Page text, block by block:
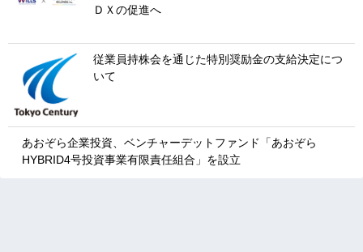
ＤＸの促進へ
従業員持株会を通じた特別奨励金の支給決定につ
いて
あおぞら企業投資、ベンチャーデットファンド「あおぞら
HYBRID4号投資事業有限責任組合」を設立